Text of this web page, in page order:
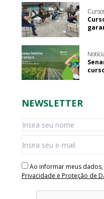
NEWSLETTER
Ao informar meus
Privacidade e Proteção de